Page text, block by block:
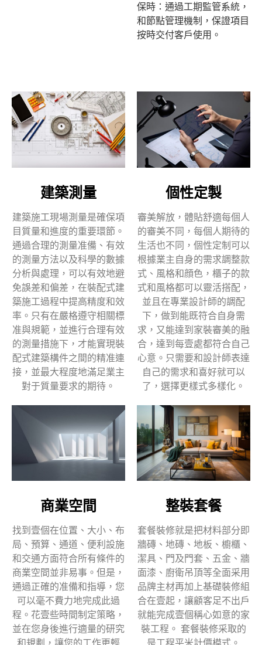
保時：通過工期監管系統，
和節點管理機制，保證項目
按時交付客戶使用。
建築測量
建築施工現場測量是確保項
目質量和進度的重要環節。
通過合理的測量准備、有效
的測量方法以及科學的數據
分析與處理，可以有效地避
免誤差和偏差，在裝配式建
築施工過程中提高精度和效
率。只有在嚴格遵守相關標
准與規範，並進行合理有效
的測量措施下，才能實現裝
配式建築構件之間的精准連
接，並最大程度地滿足業主
對于質量要求的期待。
個性定製
審美解放，體貼舒適每個人
的審美不同，每個人期待的
生活也不同，個性定制可以
根據業主自身的需求調整款
式、風格和顔色，櫃子的款
式和風格都可以靈活搭配，
並且在專業設計師的調配
下，做到能既符合自身需
求，又能達到家裝審美的融
合，達到每壹處都符合自己
心意。只需要和設計師表達
自己的需求和喜好就可以
了，選擇更樣式多樣化。
商業空間
找到壹個在位置、大小、布
局、預算、通道、便利設施
和交通方面符合所有條件的
商業空間並非易事。但是，
通過正確的准備和指導，您
可以毫不費力地完成此過
程。花壹些時間制定策略，
並在您身後進行適量的研究
整裝套餐
套餐裝修就是把材料部分即
牆磚、地磚、地板、櫥櫃、
潔具、門及門套、五金、牆
面漆、廚衛吊頂等全面采用
品牌主材再加上基礎裝修組
合在壹起，讓顧客足不出戶
就能完成壹個稱心如意的家
裝工程。 套餐裝修采取的